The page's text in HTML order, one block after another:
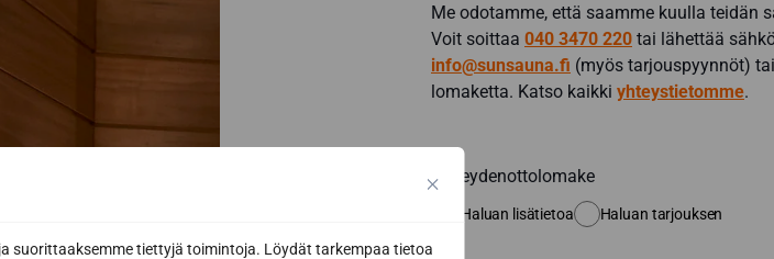
suorittaaksemme tiettyjä toimintoja. Löydät tarkempaa tietoa
Me odotamme, että saamme kuulla teidän
Voit soittaa 040 3470 220 tai lähettää
info@sunsauna.fi (myös tarjouspyynnöt)
lomaketta. Katso kaikki yhteystietomme.
Yhteydenottolomake
Haluan lisätietoa Haluan tarjouksen